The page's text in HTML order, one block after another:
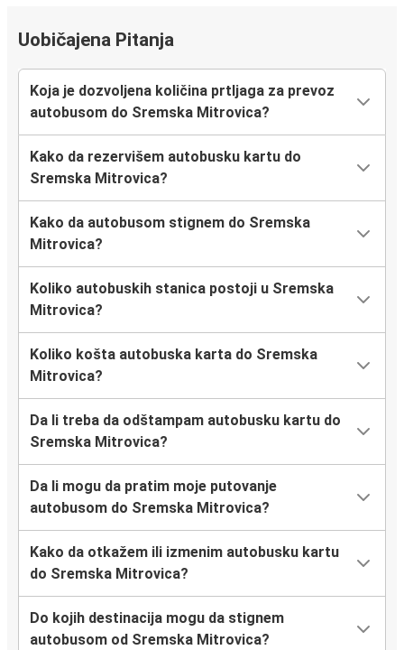
Uobičajena Pitanja
Koja je dozvoljena količina prtljaga za prevoz
autobusom do Sremska Mitrovica?
Kako da rezervišem autobusku kartu do
Sremska Mitrovica?
Kako da autobusom stignem do Sremska
Mitrovica?
Koliko autobuskih stanica postoji u Sremska
Mitrovica?
Koliko košta autobuska karta do Sremska
Mitrovica?
Da li treba da odštampam autobusku kartu do
Sremska Mitrovica?
Da li mogu da pratim moje putovanje
autobusom do Sremska Mitrovica?
Kako da otkažem ili izmenim autobusku kartu
do Sremska Mitrovica?
Do kojih destinacija mogu da stignem
autobusom od Sremska Mitrovica?